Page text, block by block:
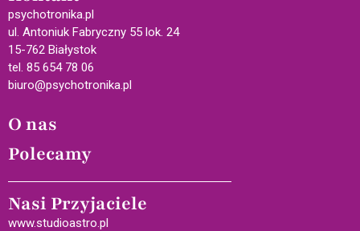
psychotronika.pl
ul. Antoniuk Fabryczny 55 lok. 24
15-762 Białystok
tel. 85 654 78 06
biuro@psychotronika.pl
O nas
Polecamy
Nasi Przyjaciele
www.studioastro.pl